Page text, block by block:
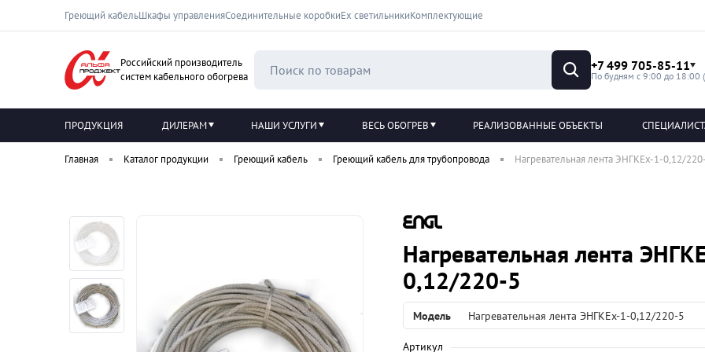
Греющий кабельШкафы управленияСоединительные коробкиЕх светильникиКомплектующие
Российский производитель
систем кабельного обогрева
+7 499 705-85-11
По будням с 9:00 до 18:00
ПРОДУКЦИЯ ДИЛЕРАМ НАШИ УСЛУГИ ВЕСЬ ОБОГРЕВ РЕАЛИЗОВАННЫЕ ОБЪЕКТЫ
Главная Каталог продукции Греющий кабель Греющий кабель для трубопровода Нагревательная лента ЭНГКЕх-1-0,12/
Нагревательная лента
0,12/220-5
Модель Нагревательная лента ЭНГКЕх-1-0,12/220-5
Артикул